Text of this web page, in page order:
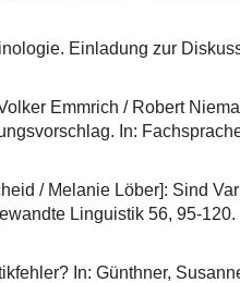
Einladung zur
Emmrich / Robert
In:
/ Melanie Löber]: Sind
Linguistik 56, 95-120.
In: Günthner,